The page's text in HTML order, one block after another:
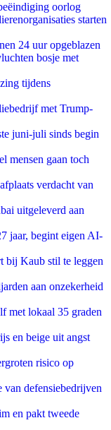
oorlog
starten
24 uur opgeblazen
bosje met
tijdens
met Trump-
juni-juli sinds begin
mensen gaan toch
verdacht van
uitgeleverd aan
jaar, begint eigen AI-
bij Kaub stil te leggen
aan onzekerheid
met lokaal 35 graden
en beige uit angst
risico op
van defensiebedrijven
en pakt tweede